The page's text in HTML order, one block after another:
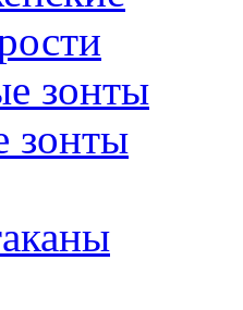
зонты
зонты